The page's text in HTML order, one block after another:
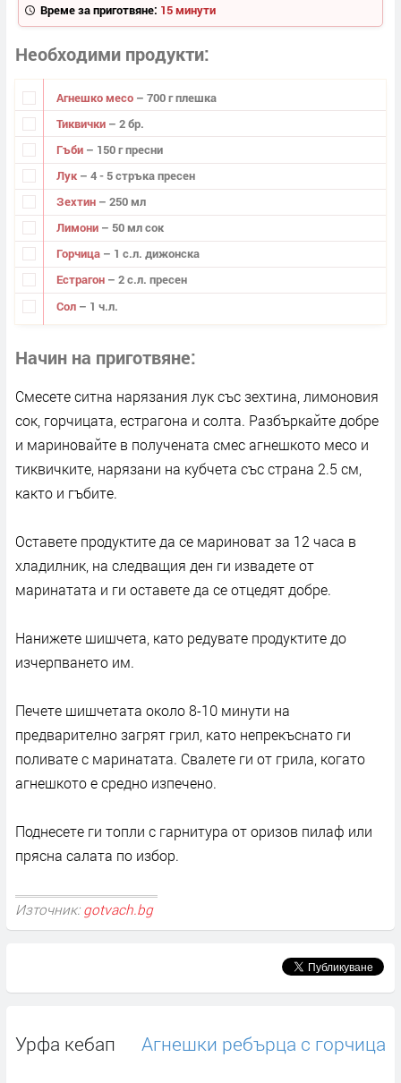
Време за приготвяне: 15 минути
Необходими продукти
Агнешко месо – 700 г плешка
Тиквички – 2 бр.
Гъби – 150 г пресни
Лук – 4 - 5 стръка пресен
Зехтин – 250 мл
Лимони – 50 мл сок
Горчица – 1 с.л. дижонска
Естрагон – 2 с.л. пресен
Сол – 1 ч.л.
Начин на приготвяне
Смесете ситна нарязания лук със зехтина, лимоновия
сок, горчицата, естрагона и солта. Разбъркайте добре
и мариновайте в получената смес агнешкото месо и
тиквичките, нарязани на кубчета със страна 2.5 см,
както и гъбите.
Оставете продуктите да се мариноват за 12 часа в
хладилник, на следващия ден ги извадете от
маринатата и ги оставете да се отцедят добре.
Нанижете шишчета, като редувате продуктите до
изчерпването им.
Печете шишчетата около 8-10 минути на
предварително загрят грил, като непрекъснато ги
поливате с маринатата. Свалете ги от грила, когато
агнешкото е средно изпечено.
Поднесете ги топли с гарнитура от оризов пилаф или
прясна салата по избор.
Източник: gotvach.bg
Урфа кебап Агнешки ребърца с горчица